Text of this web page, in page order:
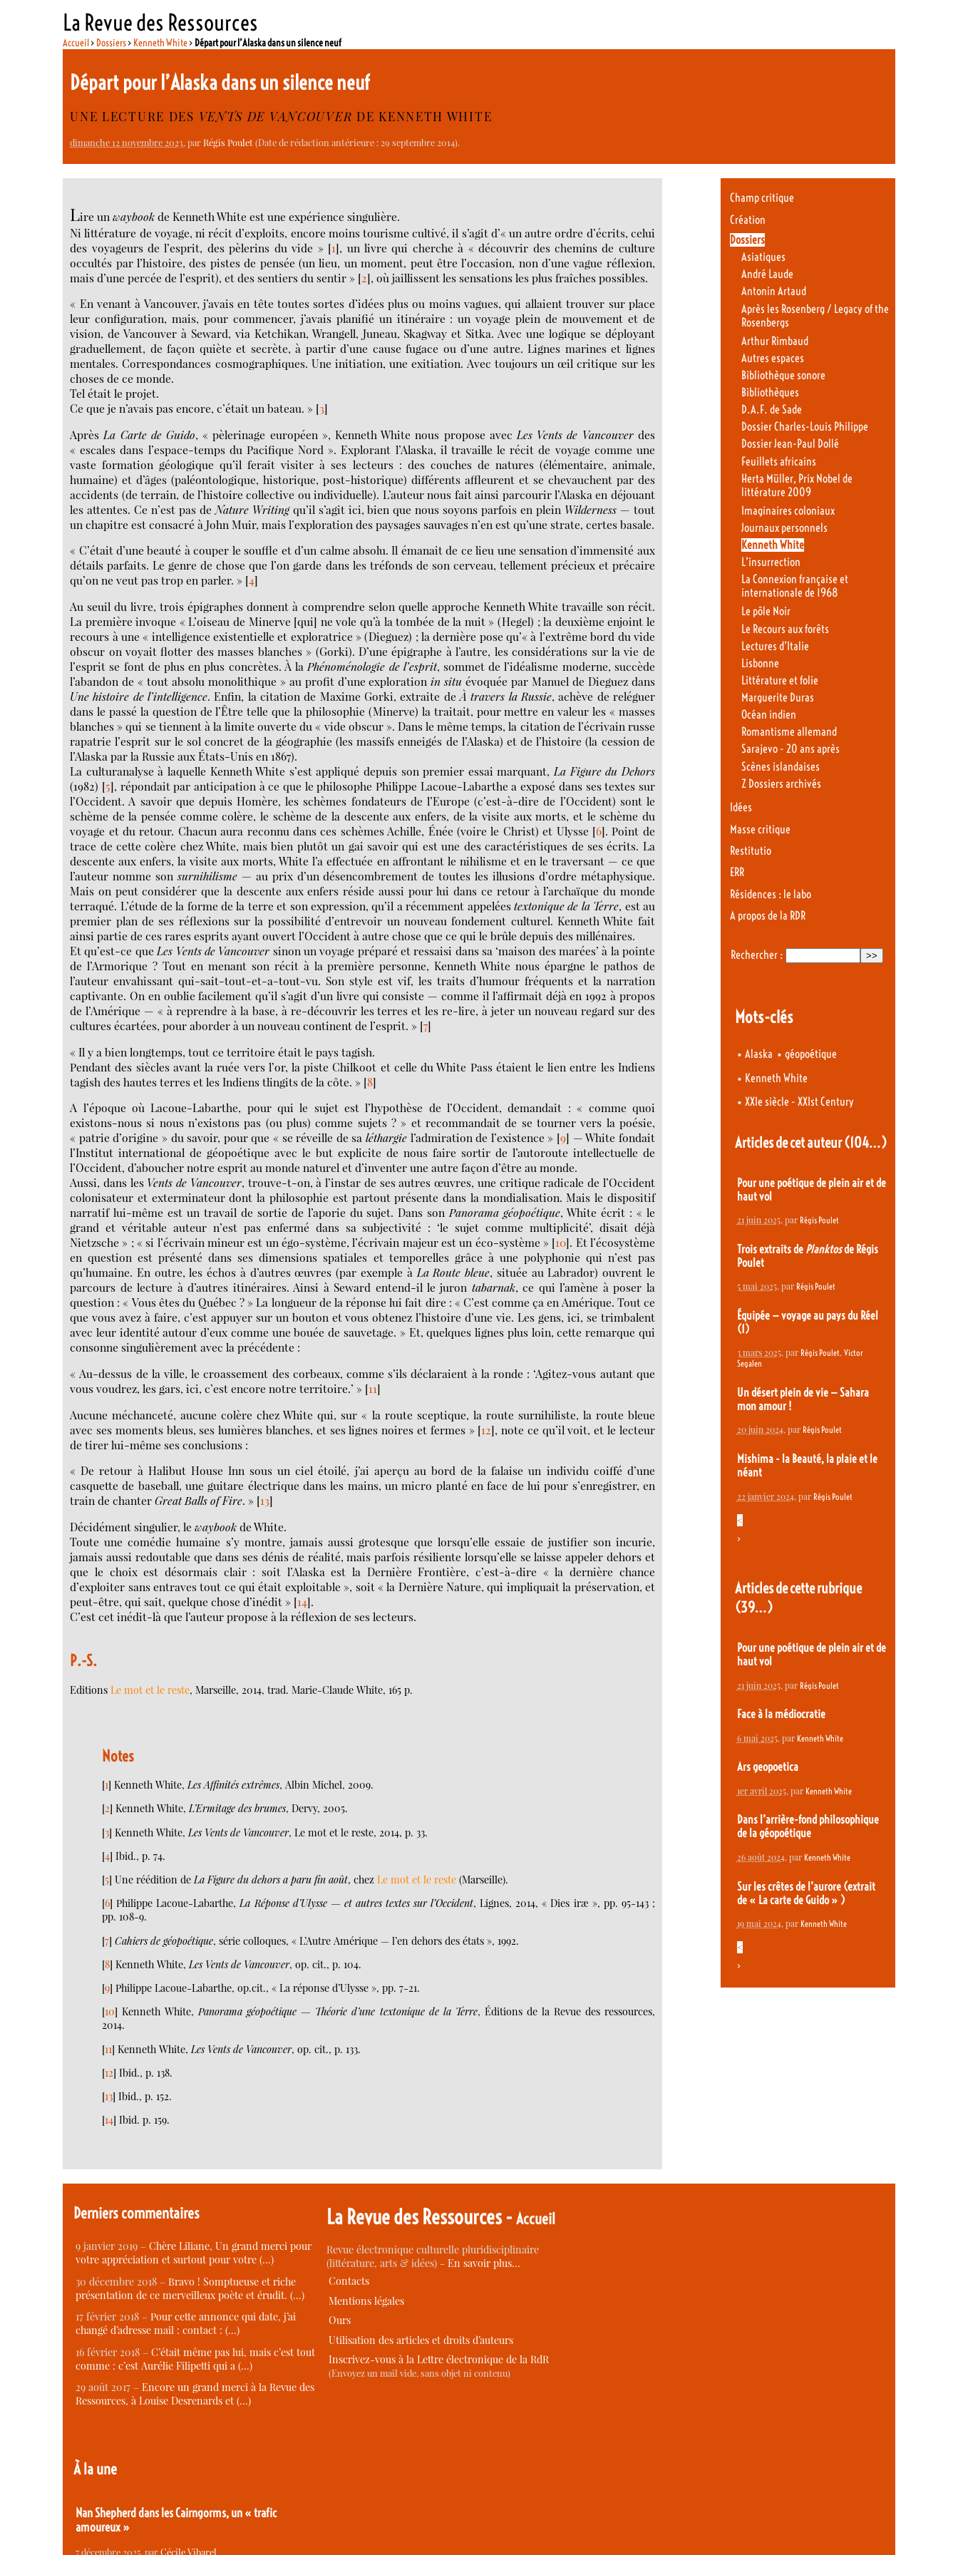
La Revue des Ressources
Accueil> Dossiers> Kenneth White> Départ pour l’Alaska dans un silence neuf
Départ pour l’Alaska dans un silence neuf
UNE LECTURE DES VENTS DE VANCOUVER DE KENNETH WHITE
dimanche 12 novembre 2023, parRégis Poulet(Date de rédaction antérieure : 29 septembre 2014).
Lire unwaybookde Kenneth White est une expérience singulière.
Ni littérature de voyage, ni récit d’exploits, encore moins tourisme cultivé, il s’agit d’« un autre ordre d’écrits, celui
des voyageurs de l’esprit, des pèlerins du vide » [1], un livre qui cherche à « découvrir des chemins de culture
occultés par l’histoire, des pistes de pensée (un lieu, un moment, peut être l’occasion, non d’une vague réflexion,
mais d’une percée de l’esprit), et des sentiers du sentir » [2], où jaillissent les sensations les plus fraîches possibles.
« En venant à Vancouver, j’avais en tête toutes sortes d’idées plus ou moins vagues, qui allaient trouver sur place
leur configuration, mais, pour commencer, j’avais planifié un itinéraire : un voyage plein de mouvement et de
vision, de Vancouver à Seward, via Ketchikan, Wrangell, Juneau, Skagway et Sitka. Avec une logique se déployant
graduellement, de façon quiète et secrète, à partir d’une cause fugace ou d’une autre. Lignes marines et lignes
mentales. Correspondances cosmographiques. Une initiation, une exitiation. Avec toujours un œil critique sur les
choses de ce monde.
Tel était le projet.
Ce que je n’avais pas encore, c’était un bateau. » [3]
Après La Carte de Guido, « pèlerinage européen », Kenneth White nous propose avec Les Vents de Vancouverdes
« escales dans l’espace-temps du Pacifique Nord ». Explorant l’Alaska, il travaille le récit de voyage comme une
vaste formation géologique qu’il ferait visiter à ses lecteurs : des couches de natures (élémentaire, animale,
humaine) et d’âges (paléontologique, historique, post-historique) différents affleurent et se chevauchent par des
accidents (de terrain, de l’histoire collective ou individuelle). L’auteur nous fait ainsi parcourir l’Alaska en déjouant
les attentes. Ce n’est pas de Nature Writingqu’il s’agit ici, bien que nous soyons parfois en plein Wilderness — tout
un chapitre est consacré à John Muir, mais l’exploration des paysages sauvages n’en est qu’une strate, certes basale.
« C’était d’une beauté à couper le souffle et d’un calme absolu. Il émanait de ce lieu une sensation d’immensité aux
détails parfaits. Le genre de chose que l’on garde dans les tréfonds de son cerveau, tellement précieux et précaire
qu’on ne veut pas trop en parler. » [4]
Au seuil du livre, trois épigraphes donnent à comprendre selon quelle approche Kenneth White travaille son récit.
La première invoque « L’oiseau de Minerve [qui] ne vole qu’à la tombée de la nuit » (Hegel) ; la deuxième enjoint le
recours à une « intelligence existentielle et exploratrice » (Dieguez) ; la dernière pose qu’« à l’extrême bord du vide
obscur on voyait flotter des masses blanches » (Gorki). D’une épigraphe à l’autre, les considérations sur la vie de
l’esprit se font de plus en plus concrètes. À la Phénoménologie de l’esprit, sommet de l’idéalisme moderne, succède
l’abandon de « tout absolu monolithique » au profit d’une exploration in situ évoquée par Manuel de Dieguez dans
Une histoire de l’intelligence. Enfin, la citation de Maxime Gorki, extraite de À travers la Russie, achève de reléguer
dans le passé la question de l’Être telle que la philosophie (Minerve) la traitait, pour mettre en valeur les « masses
blanches » qui se tiennent à la limite ouverte du « vide obscur ». Dans le même temps, la citation de l’écrivain russe
rapatrie l’esprit sur le sol concret de la géographie (les massifs enneigés de l’Alaska) et de l’histoire (la cession de
l’Alaska par la Russie aux États-Unis en 1867).
La culturanalyse à laquelle Kenneth White s’est appliqué depuis son premier essai marquant, La Figure du Dehors
(1982) [5], répondait par anticipation à ce que le philosophe Philippe Lacoue-Labarthe a exposé dans ses textes sur
l’Occident. A savoir que depuis Homère, les schèmes fondateurs de l’Europe (c’est-à-dire de l’Occident) sont le
schème de la pensée comme colère, le schème de la descente aux enfers, de la visite aux morts, et le schème du
voyage et du retour. Chacun aura reconnu dans ces schèmes Achille, Énée (voire le Christ) et Ulysse [6]. Point de
trace de cette colère chez White, mais bien plutôt un gai savoir qui est une des caractéristiques de ses écrits. La
descente aux enfers, la visite aux morts, White l’a effectuée en affrontant le nihilisme et en le traversant — ce que
l’auteur nomme sonsurnihilisme— au prix d’un désencombrement de toutes les illusions d’ordre métaphysique.
Mais on peut considérer que la descente aux enfers réside aussi pour lui dans ce retour à l’archaïque du monde
terraqué. L’étude de la forme de la terre et son expression, qu’il a récemment appeléestextonique de la Terre, est au
premier plan de ses réflexions sur la possibilité d’entrevoir un nouveau fondement culturel. Kenneth White fait
ainsi partie de ces rares esprits ayant ouvert l’Occident à autre chose que ce qui le brûle depuis des millénaires.
Et qu’est-ce que Les Vents de Vancouver sinon un voyage préparé et ressaisi dans sa ‘maison des marées’ à la pointe
de l’Armorique ? Tout en menant son récit à la première personne, Kenneth White nous épargne le pathos de
l’auteur envahissant qui-sait-tout-et-a-tout-vu. Son style est vif, les traits d’humour fréquents et la narration
captivante. On en oublie facilement qu’il s’agit d’un livre qui consiste — comme il l’affirmait déjà en 1992 à propos
de l’Amérique — « à reprendre à la base, à re-découvrir les terres et les re-lire, à jeter un nouveau regard sur des
cultures écartées, pour aborder à un nouveau continent de l’esprit. » [7]
« Il y a bien longtemps, tout ce territoire était le pays tagish.
Pendant des siècles avant la ruée vers l’or, la piste Chilkoot et celle du White Pass étaient le lien entre les Indiens
tagish des hautes terres et les Indiens tlingits de la côte. » [8]
A l’époque où Lacoue-Labarthe, pour qui le sujet est l’hypothèse de l’Occident, demandait : « comme quoi
existons-nous si nous n’existons pas (ou plus) comme sujets ? » et recommandait de se tourner vers la poésie,
« patrie d’origine » du savoir, pour que « se réveille de saléthargie l’admiration de l’existence » [9] — White fondait
l’Institut international de géopoétique avec le but explicite de nous faire sortir de l’autoroute intellectuelle de
l’Occident, d’aboucher notre esprit au monde naturel et d’inventer une autre façon d’être au monde.
Aussi, dans les Vents de Vancouver, trouve-t-on, à l’instar de ses autres œuvres, une critique radicale de l’Occident
colonisateur et exterminateur dont la philosophie est partout présente dans la mondialisation. Mais le dispositif
narratif lui-même est un travail de sortie de l’aporie du sujet. Dans sonPanorama géopoétique, White écrit : « le
grand et véritable auteur n’est pas enfermé dans sa subjectivité : ‘le sujet comme multiplicité’, disait déjà
Nietzsche » ; « si l’écrivain mineur est un égo-système, l’écrivain majeur est un éco-système » [10]. Et l’écosystème
en question est présenté dans ses dimensions spatiales et temporelles grâce à une polyphonie qui n’est pas
qu’humaine. En outre, les échos à d’autres œuvres (par exemple àLa Route bleue, située au Labrador) ouvrent le
parcours de lecture à d’autres itinéraires. Ainsi à Seward entend-il le juron tabarnak, ce qui l’amène à poser la
question : « Vous êtes du Québec ? » La longueur de la réponse lui fait dire : « C’est comme ça en Amérique. Tout ce
que vous avez à faire, c’est appuyer sur un bouton et vous obtenez l’histoire d’une vie. Les gens, ici, se trimbalent
avec leur identité autour d’eux comme une bouée de sauvetage. » Et, quelques lignes plus loin, cette remarque qui
consonne singulièrement avec la précédente :
« Au-dessus de la ville, le croassement des corbeaux, comme s’ils déclaraient à la ronde : ‘Agitez-vous autant que
vous voudrez, les gars, ici, c’est encore notre territoire.’ » [11]
Aucune méchanceté, aucune colère chez White qui, sur « la route sceptique, la route surnihiliste, la route bleue
avec ses moments bleus, ses lumières blanches, et ses lignes noires et fermes » [12], note ce qu’il voit, et le lecteur
de tirer lui-même ses conclusions :
« De retour à Halibut House Inn sous un ciel étoilé, j’ai aperçu au bord de la falaise un individu coiffé d’une
casquette de baseball, une guitare électrique dans les mains, un micro planté en face de lui pour s’enregistrer, en
train de chanterGreat Balls of Fire. » [13]
Décidément singulier, lewaybookde White.
Toute une comédie humaine s’y montre, jamais aussi grotesque que lorsqu’elle essaie de justifier son incurie,
jamais aussi redoutable que dans ses dénis de réalité, mais parfois résiliente lorsqu’elle se laisse appeler dehors et
que le choix est désormais clair : soit l’Alaska est la Dernière Frontière, c’est-à-dire « la dernière chance
d’exploiter sans entraves tout ce qui était exploitable », soit « la Dernière Nature, qui impliquait la préservation, et
peut-être, qui sait, quelque chose d’inédit » [14].
C’est cet inédit-là que l’auteur propose à la réflexion de ses lecteurs.
P.-S.
EditionsLe mot et le reste, Marseille, 2014, trad. Marie-Claude White, 165 p.
Notes
[1]Kenneth White,Les Affinités extrêmes, Albin Michel, 2009.
[2]Kenneth White,L’Ermitage des brumes, Dervy, 2005.
[3]Kenneth White, Les Vents de Vancouver, Le mot et le reste, 2014, p. 33.
[4]Ibid., p. 74.
[5]Une réédition deLa Figure du dehors a paru fin août, chezLe mot et le reste (Marseille).
[6]Philippe Lacoue-Labarthe,La Réponse d’Ulysse — et autres textes sur l’Occident, Lignes, 2014, « Dies iræ », pp. 95-143 ;
pp. 108-9.
[7]Cahiers de géopoétique, série colloques, « L’Autre Amérique — l’en dehors des états », 1992.
[8]Kenneth White,Les Vents de Vancouver, op. cit., p. 104.
[9]Philippe Lacoue-Labarthe, op.cit., « La réponse d’Ulysse », pp. 7-21.
[10]Kenneth White,Panorama géopoétique — Théorie d’une textonique de la Terre, Éditions de la Revue des ressources,
2014.
[11]Kenneth White, Les Vents de Vancouver, op. cit., p. 133.
[12]Ibid., p. 138.
[13]Ibid., p. 152.
[14]Ibid. p. 159.
Champ critique
Création
Dossiers
Asiatiques
André Laude
Antonin Artaud
Après les Rosenberg / Legacy of the
Rosenbergs
Arthur Rimbaud
Autres espaces
Bibliothèque sonore
Bibliothèques
D.A.F. de Sade
Dossier Charles-Louis Philippe
Dossier Jean-Paul Dollé
Feuillets africains
Herta Müller, Prix Nobel de
littérature 2009
Imaginaires coloniaux
Journaux personnels
Kenneth White
L’insurrection
La Connexion française et
internationale de 1968
Le pôle Noir
Le Recours aux forêts
Lectures d’Italie
Lisbonne
Littérature et folie
Marguerite Duras
Océan indien
Romantisme allemand
Sarajevo - 20 ans après
Scènes islandaises
Z Dossiers archivés
Idées
Masse critique
Restitutio
ERR
Résidences : le labo
A propos de la RDR
Rechercher :
Mots-clés
• Alaska •géopoétique
• Kenneth White
• XXIe siècle - XXIst Century
Articles de cet auteur(104…)
Pour une poétique de plein air et de
haut vol
21 juin 2025, par Régis Poulet
Trois extraits de Planktosde Régis
Poulet
5 mai 2025, par Régis Poulet
Équipée — voyage au pays du Réel
(1)
3 mars 2025, par Régis Poulet, Victor
Segalen
Un désert plein de vie — Sahara
mon amour !
20 juin 2024, par Régis Poulet
Mishima - la Beauté, la plaie et le
néant
22 janvier 2024, par Régis Poulet
<
>
Articles de cette rubrique
(39…)
Pour une poétique de plein air et de
haut vol
21 juin 2025, par Régis Poulet
Face à la médiocratie
6 mai 2025, par Kenneth White
Ars geopoetica
1er avril 2025, par Kenneth White
Dans l’arrière-fond philosophique
de la géopoétique
26 août 2024, par Kenneth White
Sur les crêtes de l’aurore (extrait
de « La carte de Guido » )
19 mai 2024, par Kenneth White
<
>
Derniers commentaires
9 janvier 2019 – Chère Liliane, Un grand merci pour
votre appréciation et surtout pour votre (…)
30 décembre 2018 – Bravo ! Somptueuse et riche
présentation de ce merveilleux poète et érudit. (…)
17 février 2018 – Pour cette annonce qui date, j’ai
changé d’adresse mail : contact : (…)
16 février 2018 – C’était même pas lui, mais c’est tout
comme : c’est Aurélie Filipetti qui a (…)
29 août 2017 – Encore un grand merci à la Revue des
Ressources, à Louise Desrenards et (…)
À la une
Nan Shepherd dans les Cairngorms, un « trafic
amoureux »
7 décembre 2025, parCécile Vibarel
La Revue des Ressources -Accueil
Revue électronique culturelle pluridisciplinaire
(littérature, arts & idées) -En savoir plus…
Contacts
Mentions légales
Ours
Utilisation des articles et droits d’auteurs
Inscrivez-vous à la Lettre électronique de la RdR
(Envoyez un mail vide, sans objet ni contenu)